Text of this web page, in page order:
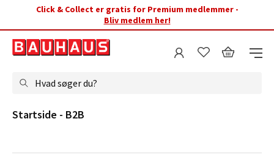
Click & Collect er gratis for Premium medlemmer -
Bliv medlem her!
Hvad søger du?
Startside - B2B